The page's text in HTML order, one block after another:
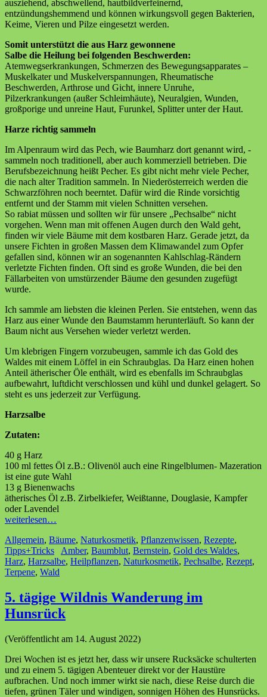
ausziehend, abschwellend, hautbildverfeinernd,
entzündungshemmend und können wirkungsvoll gegen Bakterien,
Keime, Vieren und Pilze eingesetzt werden.
Somit unterstützt die aus Harz gewonnene
Salbe die Heilung bei folgenden Beschwerden:
Atemwegserkrankungen, Schmerzen des Bewegungsapparates –
Muskelkater und Muskelverspannungen, Rheumatische
Beschwerden, Arthrose und Gicht, innere Unruhe,
Pilzerkrankungen (außer Schleimhäute), Neuralgien, Wunden,
großporige und unreine Haut, Furunkel, Splitter unter der Haut.
Harze richtig sammeln
Im Alpenraum wird das Pech, wie Baumharz dort genannt wird, -
sammeln noch traditionell, aber auch kommerziell betrieben. Die
Berufsbezeichnung heißt Pecher. Es gibt nicht mehr viele Pecher,
die nach alter Tradition sammeln. In Niederösterreich werden die
Schwarzföhren noch beerntet. Dafür wird die Rinde vorsichtig
entfernt und der Stamm mit vielen Schnitten versehen.
So rabiat müssen und sollten wir für unsere „Pechsalbe“ nicht
vorgehen. Wenn man mit offenen Augen durch den Wald geht,
finden wir viele Bäume mit dem kostbaren Harz. Gerade jetzt, da
unsere Fichten in großen Massen dem Klimawandel zum Opfer
gefallen sind, können wir an sogenannten Kahlschlag-Rändern
verletzte Fichten finden. Oft sind es große Wunden, die bei den
Fällarbeiten von umstürzender Bäume den gesunden zugefügt
wurde.
Ich sammle am liebsten die kleinen Perlen. Sie entstehen, wenn das
Harz aus einer Wunde den Baumstamm herunterläuft. So kann der
Baum nicht aus Versehen wieder verletzt werden.
Um klebrigen Fingern vorzubeugen, sammle ich das Gold des
Waldes mit einem Löffel in ein Schraubglas. Da Harz einen hohen
Anteil ätherischer Öle enthält, wird es ebenfalls im Schraubglas
aufbewahrt, luftdicht verschlossen und kühl und dunkel gelagert. So
steht es uns jederzeit zur Verfügung.
Harzsalbe
Zutaten:
40 g Harz
100 ml fettes Öl z.B.: Olivenöl auch eine Ringelblumen- Mazeration
ist eine gute Wahl
13 g Bienenwachs
ätherisches Öl z.B. Zirbelkiefer, Weißtanne, Douglasie, Kampfer
oder Lavendel
weiterlesen…
Allgemein, Bäume, Naturkosmetik, Pflanzenwissen, Rezepte,
Tipps+Tricks
Amber, Baumblut, Bernstein, Gold des Waldes,
Harz, Harzsalbe, Heilpflanzen, Naturkosmetik, Pechsalbe, Rezept,
Terpene, Wald
5. tägige Wildnis Wanderung im
Hunsrück
(Veröffentlicht am 14. August 2022)
Drei Wochen ist es jetzt her, dass wir unsere Rucksäcke schulterten
und zu einem 5. tägigen Abenteuer direkt vor der Haustüre
aufbrachen. Und noch immer wirkt sie nach, diese Reise durch die
tiefen, grünen Täler und windigen, sonnigen Höhen des Hunsrücks.